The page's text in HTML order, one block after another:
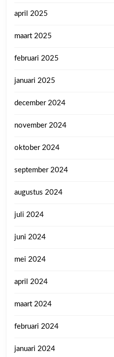
april 2025
maart 2025
februari 2025
januari 2025
december 2024
november 2024
oktober 2024
september 2024
augustus 2024
juli 2024
juni 2024
mei 2024
april 2024
maart 2024
februari 2024
januari 2024